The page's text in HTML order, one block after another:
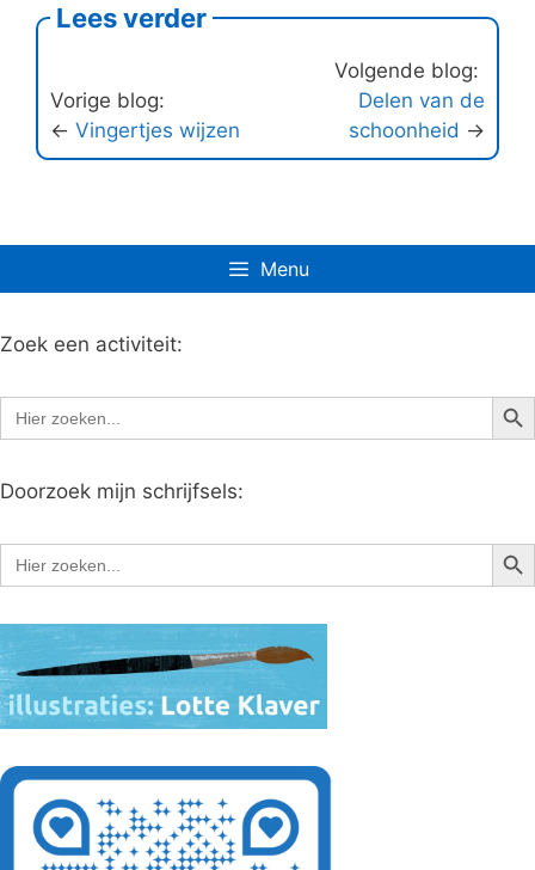
Lees verder
Vorige blog:
← Vingertjes wijzen
Volgende blog:
Delen van de
schoonheid →
Menu
Zoek een activiteit:
Zoek
naar:
Doorzoek mijn schrijfsels:
Zoek
naar: